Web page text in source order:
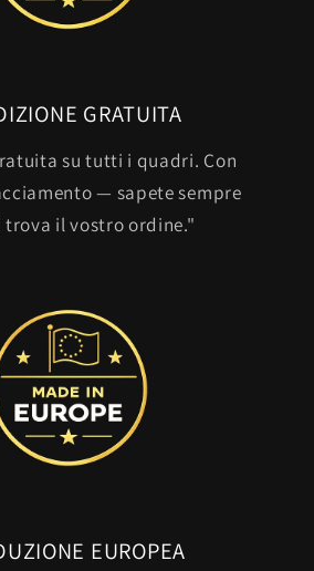
GRATUITA
su tutti i quadri. Con
— sapete sempre
trova il vostro ordine."
EUROPEA